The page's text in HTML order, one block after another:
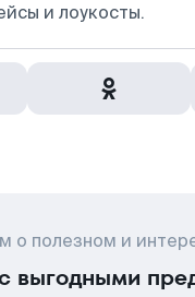
и лоукосты.
о полезном и
выгодными